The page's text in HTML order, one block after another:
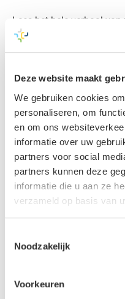
Deze website maakt
We gebruiken cookies
personaliseren, om
en om ons
informatie over uw
partners voor social
partners kunnen deze
informatie die u aan ze
verzameld op basis van
Noodzakelijk
Voorkeuren
Lees het hele verhaal van
biodiversiteit woning- en
Deel dit project